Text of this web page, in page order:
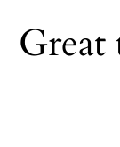
Great